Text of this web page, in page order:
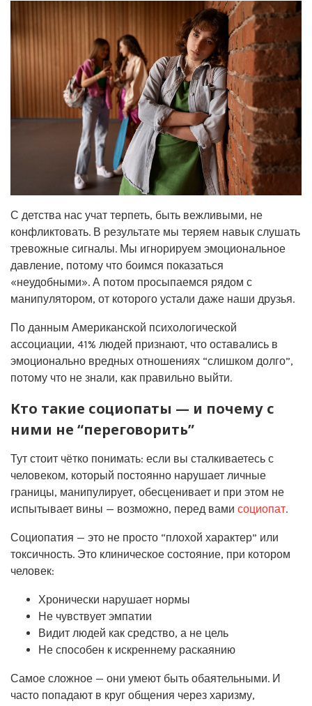
С детства нас учат терпеть, быть вежливыми, не
конфликтовать. В результате мы теряем навык слушать
тревожные сигналы. Мы игнорируем эмоциональное
давление, потому что боимся показаться
«неудобными». А потом просыпаемся рядом с
манипулятором, от которого устали даже наши друзья.
По данным Американской психологической
ассоциации, 41% людей признают, что оставались в
эмоционально вредных отношениях “слишком долго”,
потому что не знали, как правильно выйти.
Кто такие социопаты — и почему с
ними не “переговорить”
Тут стоит чётко понимать: если вы сталкиваетесь с
человеком, который постоянно нарушает личные
границы, манипулирует, обесценивает и при этом не
испытывает вины — возможно, перед вами социопат.
Социопатия — это не просто “плохой характер” или
токсичность. Это клиническое состояние, при котором
человек:
Хронически нарушает нормы
Не чувствует эмпатии
Видит людей как средство, а не цель
Не способен к искреннему раскаянию
Самое сложное — они умеют быть обаятельными. И
часто попадают в круг общения через харизму,